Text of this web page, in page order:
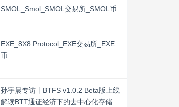
SMOL_Smol_SMOL交易所_SMOL币
EXE_8X8 Protocol_EXE交易所_EXE
币
孙宇晨专访丨BTFS v1.0.2 Beta版上线
解读BTT通证经济下的去中心化存储